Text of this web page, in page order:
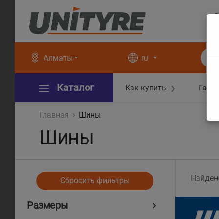
Алматы ru
Каталог Как купить ❯
Главная Шины
Шины
Сбросить фильтры
Размеры